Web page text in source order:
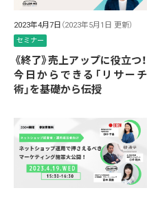
2023年4月7日 （2023年5月1日 更新）
セミナー
《終了》売上アップに役立つ！
今日からできる「リサーチ
術」を基礎から伝授